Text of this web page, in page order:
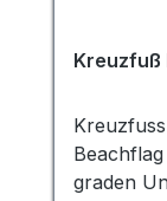
Kreuzfuß
graden